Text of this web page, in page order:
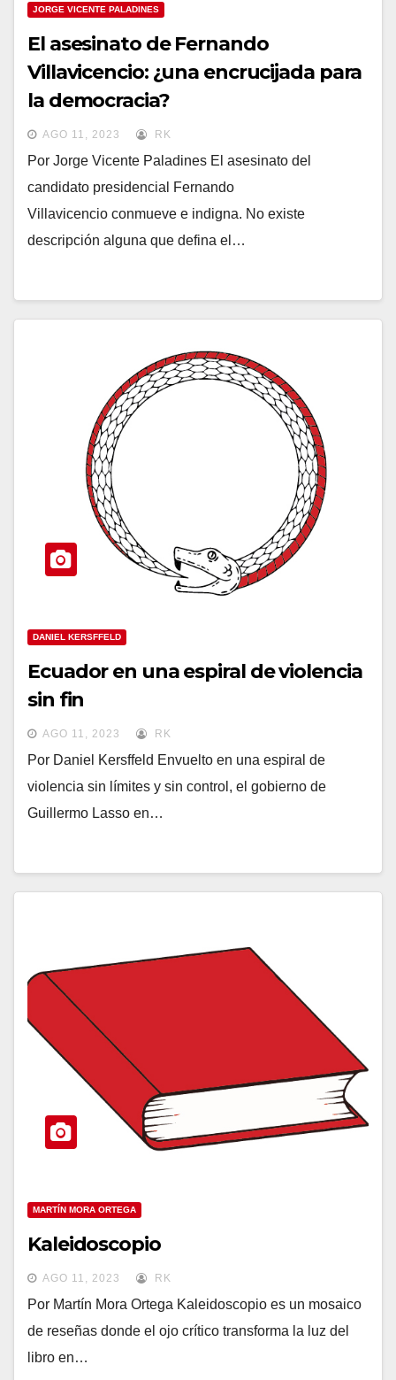
JORGE VICENTE PALADINES
El asesinato de Fernando
Villavicencio: ¿una encrucijada para
la democracia?
AGO 11, 2023 RK
Por Jorge Vicente Paladines El asesinato del
candidato presidencial Fernando
Villavicencio conmueve e indigna. No existe
descripción alguna que defina el…
DANIEL KERSFFELD
Ecuador en una espiral de violencia
sin fin
AGO 11, 2023 RK
Por Daniel Kersffeld Envuelto en una espiral de
violencia sin límites y sin control, el gobierno de
Guillermo Lasso en…
MARTÍN MORA ORTEGA
Kaleidoscopio
AGO 11, 2023 RK
Por Martín Mora Ortega Kaleidoscopio es un mosaico
de reseñas donde el ojo crítico transforma la luz del
libro en…